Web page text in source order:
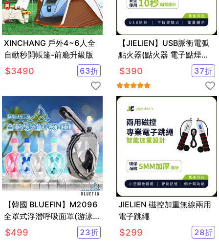
XINCHANG 戶外4~6人全
自動秒開帳篷-前廳升級版
$3490 63折
【JIELIEN】USB脈衝電弧
點火器(點火器 電子點煙器
充電 電弧 打火機)
$390 37折
【韓國 BLUEFIN】M2096
全罩式浮潛呼吸面罩(游泳
浮潛 潛水 蛙鏡 泳鏡)
$499 23折
JIELIEN 磁控加重無線兩用
電子跳繩
$299 28折